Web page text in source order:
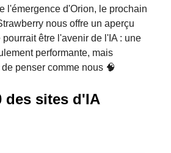
l'émergence d'Orion, le prochain
nous offre un aperçu
être l'avenir de l'IA : une
performante, mais
penser comme nous 🧠
des sites d'IA